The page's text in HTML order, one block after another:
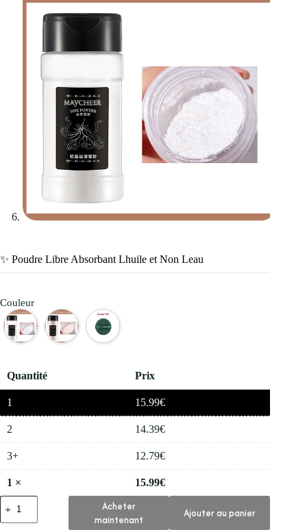
✨ Poudre Libre Absorbant Lhuile et Non Leau
Couleur
Quantité Prix
1 15.99€
2 14.39€
3+ 12.79€
1 × 15.99€
quantité
de
✨
Acheter
maintenant
Ajouter au panier